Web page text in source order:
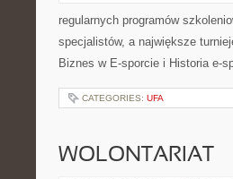
regularnych programów
specjalistów, a największe
Biznes w E-sporcie i Historia e-
CATEGORIES: UFA
WOLONTARIAT